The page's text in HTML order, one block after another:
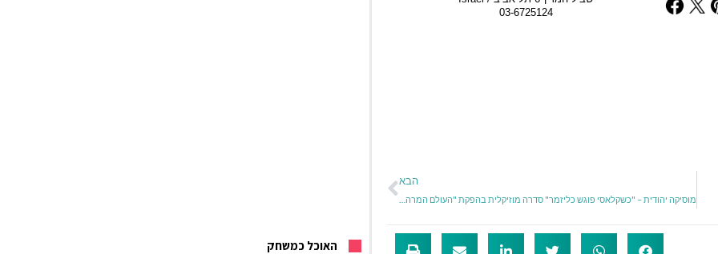
03-6725124
הבא
מוסיקה יהודית – "כשקלאסי פוגש כליזמר" סדרה מוזיקלית בהפקת "העולם המרהיב של המוסיקה היהודית"
האוכל כמשחק